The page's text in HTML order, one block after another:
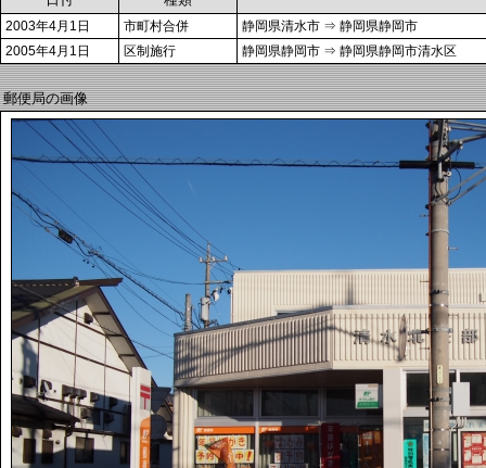
2003年4月1日 市町村合併
静岡県清水市 ⇒ 静岡県静岡市
2005年4月1日
区制施行 静岡県静岡市 ⇒ 静岡県静岡市清水区
郵便局の画像